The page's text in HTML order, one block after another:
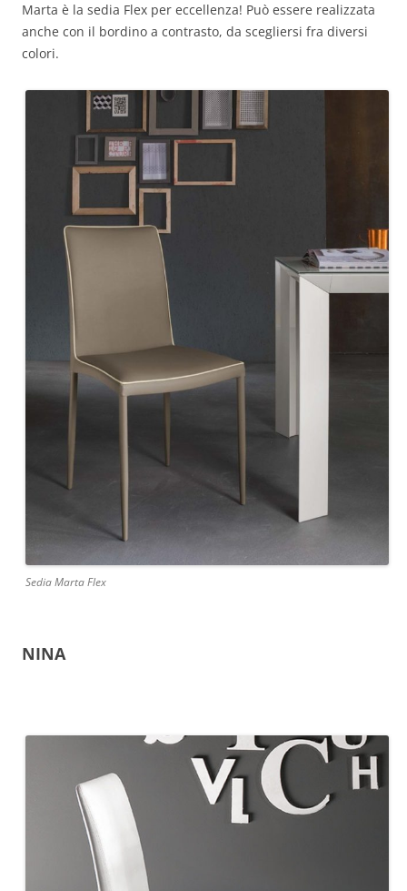
Marta è la sedia Flex per eccellenza! Può essere realizzata
anche con il bordino a contrasto, da scegliersi fra diversi
colori.
Sedia Marta Flex
NINA